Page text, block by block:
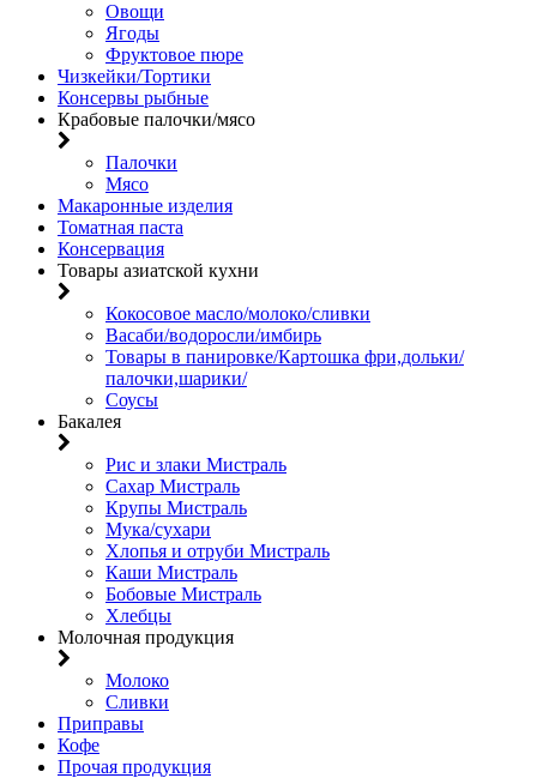
Овощи
Ягоды
Фруктовое пюре
Чизкейки/Тортики
Консервы рыбные
Крабовые палочки/мясо
Палочки
Мясо
Макаронные изделия
Томатная паста
Консервация
Товары азиатской кухни
Кокосовое масло/молоко/сливки
Васаби/водоросли/имбирь
Товары в панировке/Картошка фри,дольки/
палочки,шарики/
Соусы
Бакалея
Рис и злаки Мистраль
Сахар Мистраль
Крупы Мистраль
Мука/сухари
Хлопья и отруби Мистраль
Каши Мистраль
Бобовые Мистраль
Хлебцы
Молочная продукция
Молоко
Сливки
Приправы
Кофе
Прочая продукция